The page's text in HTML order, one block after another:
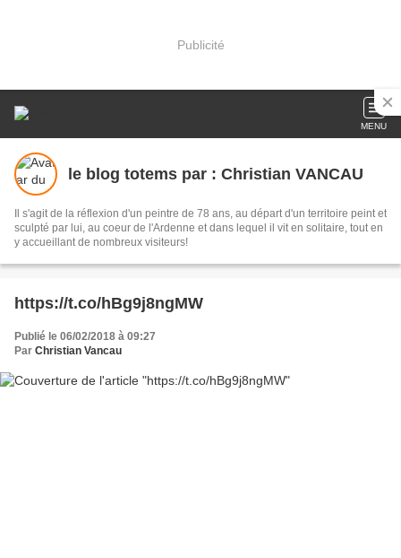
Publicité
MENU
le blog totems par : Christian VANCAU
Il s'agit de la réflexion d'un peintre de 78 ans, au départ d'un territoire peint et
sculpté par lui, au coeur de l'Ardenne et dans lequel il vit en solitaire, tout en
y accueillant de nombreux visiteurs!
https://t.co/hBg9j8ngMW
Publié le 06/02/2018 à 09:27
Par Christian Vancau